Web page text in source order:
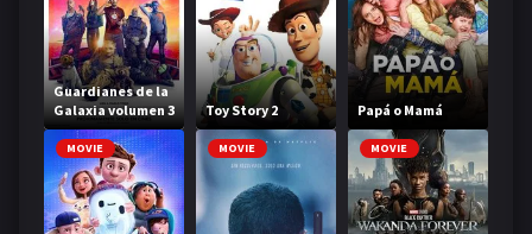
Guardianes de la
Galaxia volumen 3
Toy Story 2 Papá o Mamá
MOVIE MOVIE MOVIE